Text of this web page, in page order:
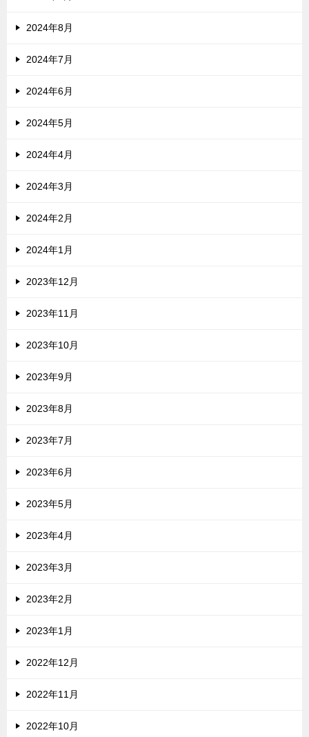
2024年8月
2024年7月
2024年6月
2024年5月
2024年4月
2024年3月
2024年2月
2024年1月
2023年12月
2023年11月
2023年10月
2023年9月
2023年8月
2023年7月
2023年6月
2023年5月
2023年4月
2023年3月
2023年2月
2023年1月
2022年12月
2022年11月
2022年10月